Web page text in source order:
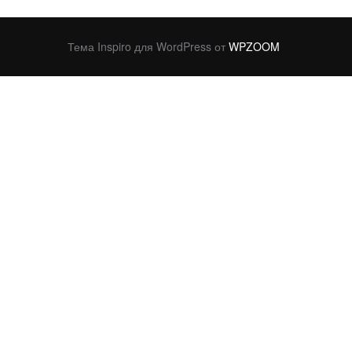
Тема Inspiro для WordPress от WPZOOM